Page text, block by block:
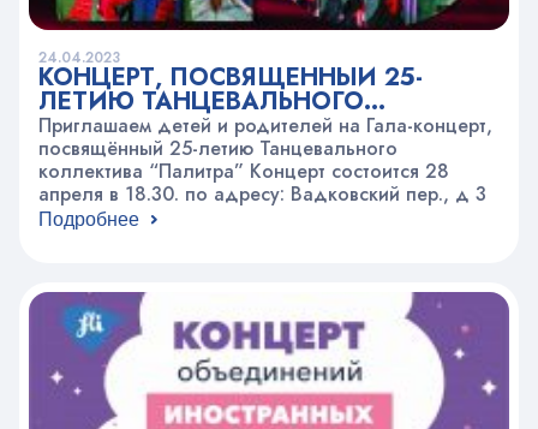
24.04.2023
КОНЦЕРТ, ПОСВЯЩЕННЫЙ 25-
ЛЕТИЮ ТАНЦЕВАЛЬНОГО
КОЛЛЕКТИВА “ПАЛИТРА”
Приглашаем детей и родителей на Гала-концерт,
посвящённый 25-летию Танцевального
коллектива “Палитра” Концерт состоится 28
апреля в 18.30. по адресу: Вадковский пер., д 3
Подробнее